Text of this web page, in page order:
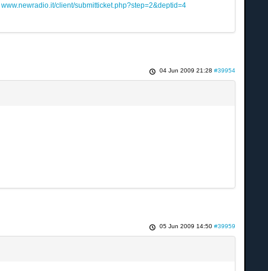
www.newradio.it/client/submitticket.php?step=2&deptid=4
04 Jun 2009 21:28 #39954
05 Jun 2009 14:50 #39959